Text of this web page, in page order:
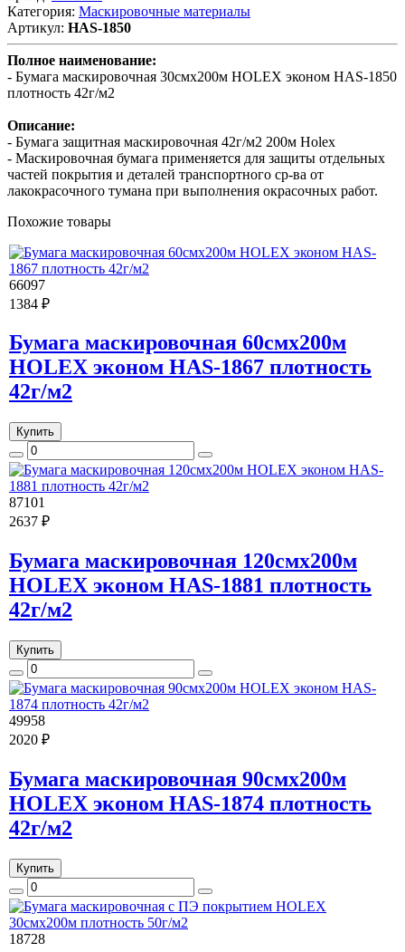
Категория: Маскировочные материалы
Артикул: HAS-1850
Полное наименование:
- Бумага маскировочная 30смх200м HOLEX эконом HAS-1850
плотность 42г/м2
Описание:
- Бумага защитная маскировочная 42г/м2 200м Holex
- Маскировочная бумага применяется для защиты отдельных
частей покрытия и деталей транспортного ср-ва от
лакокрасочного тумана при выполнения окрасочных работ.
Похожие товары
66097
1384 ₽
Бумага маскировочная 60смх200м
HOLEX эконом HAS-1867 плотность
42г/м2
Купить
87101
2637 ₽
Бумага маскировочная 120смх200м
HOLEX эконом HAS-1881 плотность
42г/м2
Купить
49958
2020 ₽
Бумага маскировочная 90смх200м
HOLEX эконом HAS-1874 плотность
42г/м2
Купить
18728